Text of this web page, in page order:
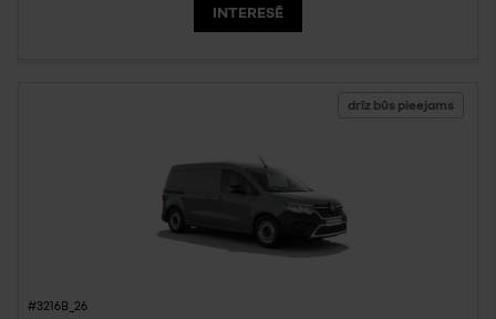
INTERESĒ
drīz būs pieejams
#3216B_26